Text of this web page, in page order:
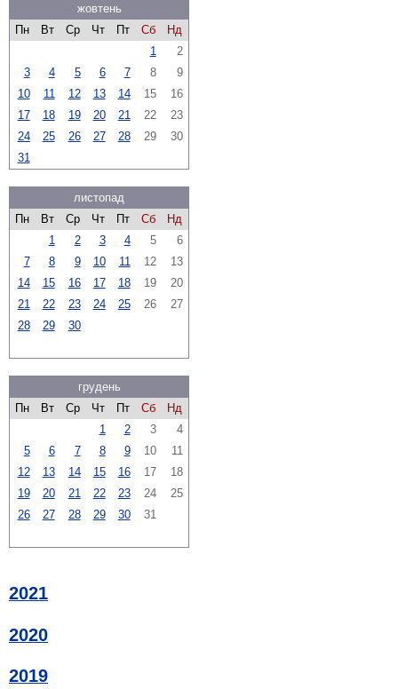
жовтень
Пн
Вт Ср Чт Пт Сб
Нд
1
2
3
4 5 6 7 8
9
10
11 12 13 14 15
16
17
18 19 20 21 22
23
24
25 26 27 28 29
30
31
листопад
Пн
Вт Ср Чт Пт Сб
Нд
1
2 3 4 5
6
7
8 9 10 11 12
13
14
15 16 17 18 19
20
21
22 23 24 25 26
27
28
29 30
грудень
Пн
Вт Ср Чт Пт Сб
Нд
1
2 3
4
5
6 7 8 9 10
11
12
13 14 15 16 17
18
19
20 21 22 23 24
25
26
27 28 29 30 31
2021
2020
2019